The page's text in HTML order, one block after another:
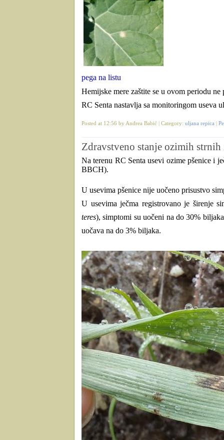
pega na listu
Hemijske mere zaštite se u ovom periodu ne
RC Senta nastavlja sa monitoringom useva
Posted at 12:56 by Andrea Babić | Category: uljana repica
Zdravstveno stanje ozimih strnih
Na terenu RC Senta usevi ozime pšenice i
BBCH).
U usevima pšenice nije uočeno prisustvo
U usevima ječma registrovano je širenje
teres), simptomi su uočeni na do 30%
uočava na do 3% biljaka.